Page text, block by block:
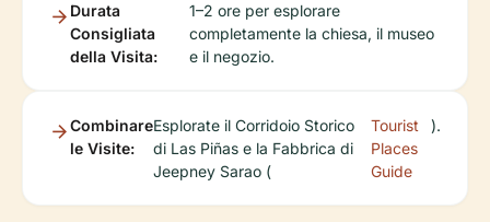
Durata
Consigliata
della Visita:
1–2 ore per esplorare
completamente la chiesa, il museo
e il negozio.
Combinare
le Visite:
Esplorate il Corridoio Storico
di Las Piñas e la Fabbrica di
Jeepney Sarao (
Tourist
Places
Guide
).